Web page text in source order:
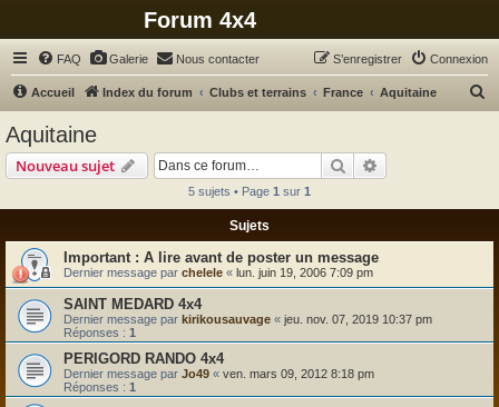
Forum 4x4
FAQ Galerie Nous contacter Connexion
S’enregistrer
Accueil Index du forum Clubs et terrains France Aquitaine
Aquitaine
Nouveau sujet Rechercher
5 sujets • Page 1 sur 1
Sujets
A lire avant de poster un message
Dernier message par chelele « lun. juin 19, 2006 7:09 pm
SAINT MEDARD 4x4
Dernier message par kirikousauvage « jeu. nov. 07, 2019 10:37 pm
Réponses : 1
PERIGORD RANDO 4x4
Dernier message par Jo49 « ven. mars 09, 2012 8:18 pm
Réponses : 1